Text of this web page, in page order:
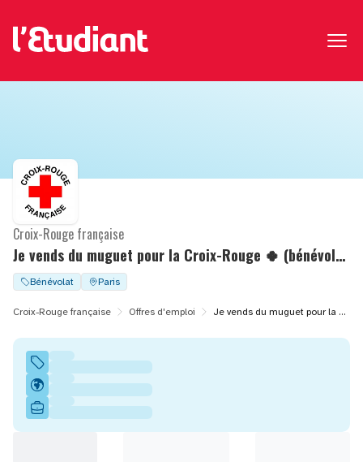
Je vends du muguet pour la Croix-Rouge 🍀 (bénévolat)
Croix-Rouge française
Bénévolat Paris
Croix-Rouge française Offres d'emploi Je vends du muguet pour la Croix-Rouge 🍀 (bénévolat)